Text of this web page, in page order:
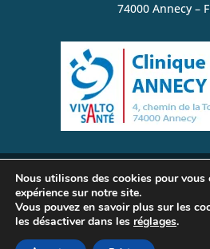
74000 Annecy –
© www.plexusbrachial-
Chirurgie de la Main, du
Plexus Brachial et des Nerfs
droits réservés –Mentions
Nous utilisons des cookies pour
expérience sur notre site.
Vous pouvez en savoir plus sur les
les désactiver dans les réglages.